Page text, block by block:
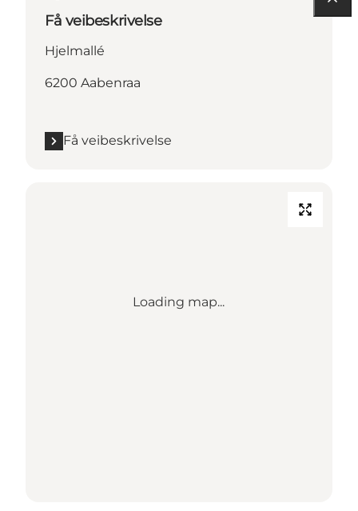
Få veibeskrivelse
Hjelmallé
6200 Aabenraa
Få veibeskrivelse
Loading map...